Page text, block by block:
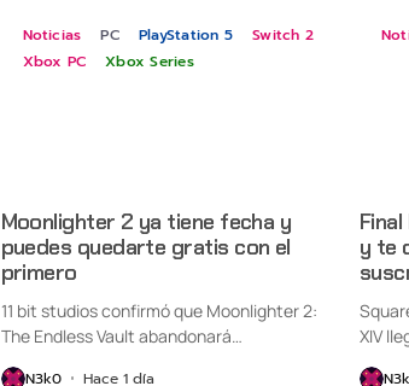
Noticias PC PlayStation 5
Switch 2
Xbox PC
Xbox Series
Moonlighter 2 ya tiene fecha y
puedes quedarte gratis con el
primero
11 bit studios confirmó que Moonlighter 2:
The Endless Vault abandonará
N3k0 Hace 1 día
y te
XIV